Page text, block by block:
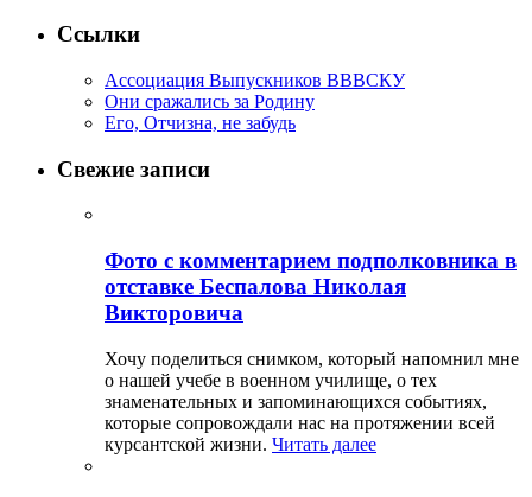
Ссылки
Ассоциация Выпускников ВВВСКУ
Они сражались за Родину
Его, Отчизна, не забудь
Свежие записи
Фото с комментарием подполковника в
отставке Беспалова Николая
Викторовича
Хочу поделиться снимком, который напомнил мне
о нашей учебе в военном училище, о тех
знаменательных и запоминающихся событиях,
которые сопровождали нас на протяжении всей
курсантской жизни. Читать далее